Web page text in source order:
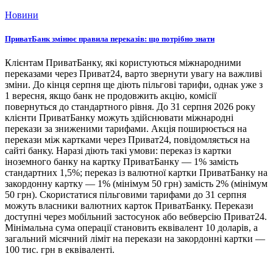
Новини
ПриватБанк змінює правила переказів: що потрібно знати
Клієнтам ПриватБанку, які користуються міжнародними
переказами через Приват24, варто звернути увагу на важливі
зміни. До кінця серпня ще діють пільгові тарифи, однак уже з
1 вересня, якщо банк не продовжить акцію, комісії
повернуться до стандартного рівня. До 31 серпня 2026 року
клієнти ПриватБанку можуть здійснювати міжнародні
перекази за зниженими тарифами. Акція поширюється на
перекази між картками через Приват24, повідомляється на
сайті банку. Наразі діють такі умови: переказ із картки
іноземного банку на картку ПриватБанку — 1% замість
стандартних 1,5%; переказ із валютної картки ПриватБанку на
закордонну картку — 1% (мінімум 50 грн) замість 2% (мінімум
50 грн). Скористатися пільговими тарифами до 31 серпня
можуть власники валютних карток ПриватБанку. Перекази
доступні через мобільний застосунок або вебверсію Приват24.
Мінімальна сума операції становить еквівалент 10 доларів, а
загальний місячний ліміт на перекази на закордонні картки —
100 тис. грн в еквіваленті.